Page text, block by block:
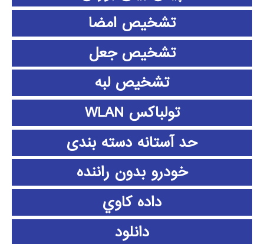
تشخیص امضا
تشخیص جعل
تشخیص لبه
تولباکس WLAN
حد آستانه دسته بندی
خودرو بدون راننده
داده كاوي
دانلود